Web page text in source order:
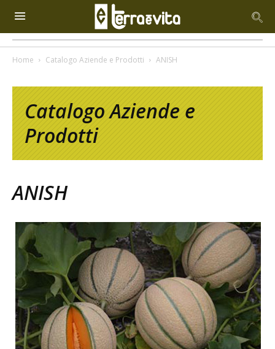
Home Catalogo Aziende e Prodotti ANISH
Catalogo Aziende e
Prodotti
ANISH